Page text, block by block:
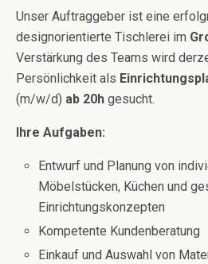
Unser Auftraggeber ist eine
designorientierte Tischlerei im
Verstärkung des Teams wird
Persönlichkeit als
(m/w/d) ab 20h gesucht.
Ihre Aufgaben:
Entwurf und Planung von
Möbelstücken, Küchen und
Einrichtungskonzepten
Kompetente Kundenberatung
Einkauf und Auswahl von